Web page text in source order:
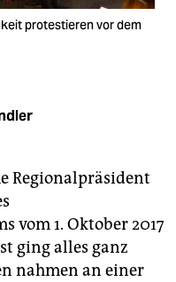
protestieren vor dem
Regionalpräsident
vom 1. Oktober 2017
ging alles ganz
nahmen an einer